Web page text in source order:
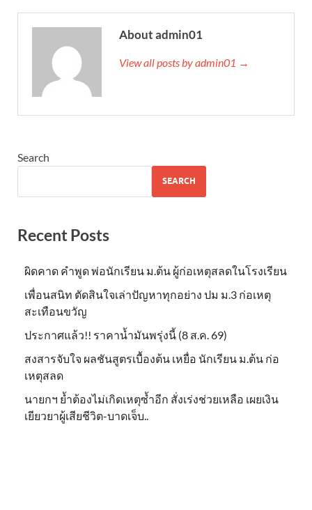
About admin01
View all posts by admin01 →
Search
SEARCH
Recent Posts
ผิดคาด คำพูด พ่อนักเรียน ม.ต้น ผู้ก่อเหตุสลดในโรงเรียน
เพื่อนสนิท ตัดสินใจเล่าปัญหาทุกอย่าง ปม ม.3 ก่อเหตุ
สะเทือนขวัญ
ประกาศแล้ว!! ราคาน้ำมันพรุ่งนี้ (8 ส.ค. 69)
สงสารจับใจ ผลชันสูตรเบื้องต้น เหยื่อ นักเรียน ม.ต้น ก่อ
เหตุสลด
นายกฯ ย้ำต้องไม่เกิดเหตุซ้ำอีก สั่งเร่งช่วยเหลือ เผยเงิน
เยียวยาผู้เสียชีวิต-บาดเจ็บ..